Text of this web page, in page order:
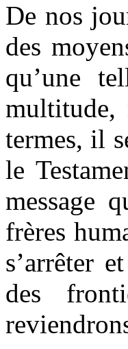
De nos
des
qu’une
multitude,
termes, il
le
message
frères
s’arrêter
des